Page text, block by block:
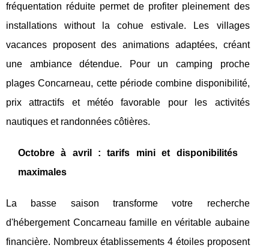
fréquentation réduite permet de profiter pleinement des
installations without la cohue estivale. Les villages
vacances proposent des animations adaptées, créant
une ambiance détendue. Pour un camping proche
plages Concarneau, cette période combine disponibilité,
prix attractifs et météo favorable pour les activités
nautiques et randonnées côtières.
Octobre à avril : tarifs mini et disponibilités
maximales
La basse saison transforme votre recherche
d'hébergement Concarneau famille en véritable aubaine
financière. Nombreux établissements 4 étoiles proposent